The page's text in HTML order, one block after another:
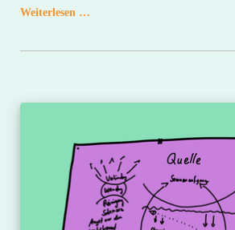
Weiterlesen …